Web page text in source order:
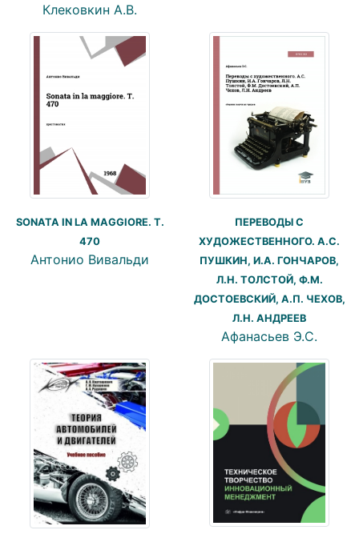
Клековкин А.В.
SONATA IN LA MAGGIORE. T.
470
Антонио Вивальди
ПЕРЕВОДЫ С
ХУДОЖЕСТВЕННОГО. А.С.
ПУШКИН, И.А. ГОНЧАРОВ,
Л.Н. ТОЛСТОЙ, Ф.М.
ДОСТОЕВСКИЙ, А.П. ЧЕХОВ,
Л.Н. АНДРЕЕВ
Афанасьев Э.С.